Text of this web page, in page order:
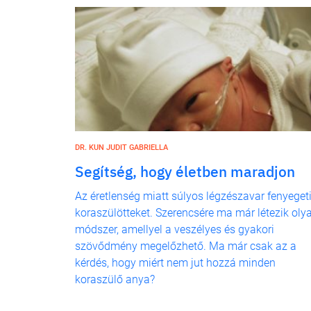
DR. KUN JUDIT GABRIELLA
Segítség, hogy életben maradjon
Az éretlenség miatt súlyos légzészavar
koraszülötteket. Szerencsére ma már létezik
módszer, amellyel a veszélyes és gyakori
szövődmény megelőzhető. Ma már csak az a
kérdés, hogy miért nem jut hozzá minden
koraszülő anya?